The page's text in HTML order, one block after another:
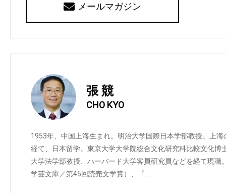
メールマガジン
張 競
CHO KYO
1953年、中国上海生まれ。明治大学国際日本学部教授。上
経て、日本留学。東京大学大学院総合文化研究科比較文化博
大学法学部教授、ハーバード大学客員研究員などを経て現職
学芸文庫／第45回読売文学賞）、『…